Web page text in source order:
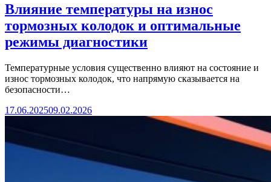
Влияние температуры на износ
тормозных колодок и оптимальные
режимы диагностики
Температурные условия существенно влияют на состояние и
износ тормозных колодок, что напрямую сказывается на
безопасности…
17.06.202509.02.2026